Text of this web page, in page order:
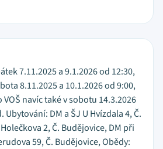
7.11.2025 a 9.1.2026 od 12:30,
8.11.2025 a 10.1.2026 od 9:00,
VOŠ navíc také v sobotu 14.3.2026
Ubytování: DM a ŠJ U Hvízdala 4, Č.
2, Č. Budějovice, DM při
59, Č. Budějovice, Obědy: